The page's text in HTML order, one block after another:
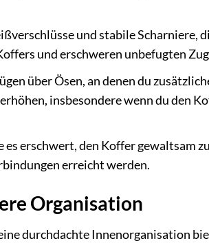
und stabile Scharniere,
und erschweren unbefugten
über Ösen, an denen du
insbesondere wenn du den
es erschwert, den Koffer gewaltsam
erreicht werden.
Organisation
durchdachte Innenorganisation